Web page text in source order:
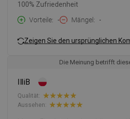
100% Zufriedenheit
Vorteile
- Mängel -
Zeigen Sie den ursprünglichen
Die Meinung betrifft
IlliB
Qualität:
Aussehen: